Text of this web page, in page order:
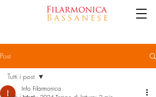
Post
Tutti i post
Info Filarmonica